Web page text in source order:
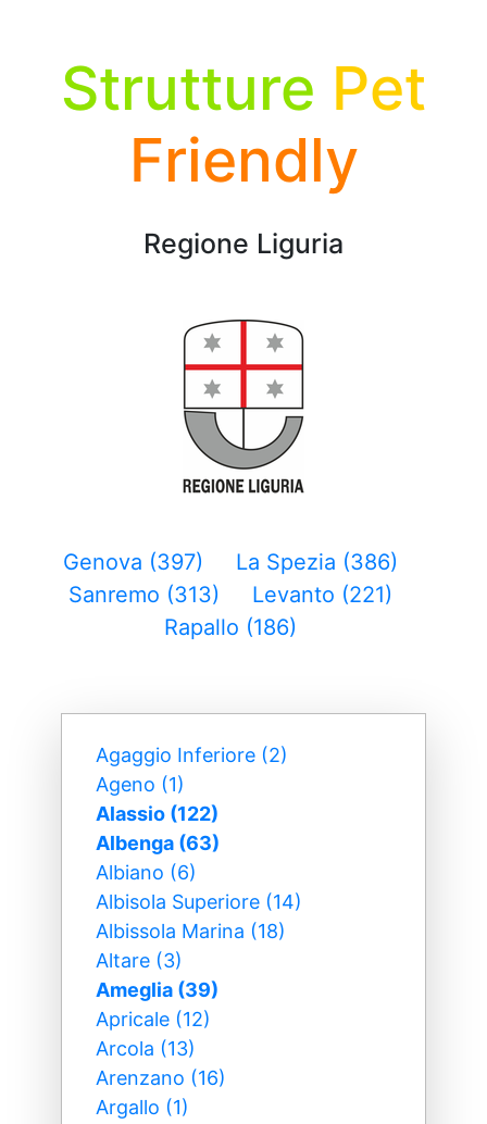
Strutture Pet
Friendly
Regione Liguria
Genova (397)
La Spezia (386)
Sanremo (313)
Levanto (221)
Rapallo (186)
Agaggio Inferiore (2)
Ageno (1)
Alassio (122)
Albenga (63)
Albiano (6)
Albisola Superiore (14)
Albissola Marina (18)
Altare (3)
Ameglia (39)
Apricale (12)
Arcola (13)
Arenzano (16)
Argallo (1)